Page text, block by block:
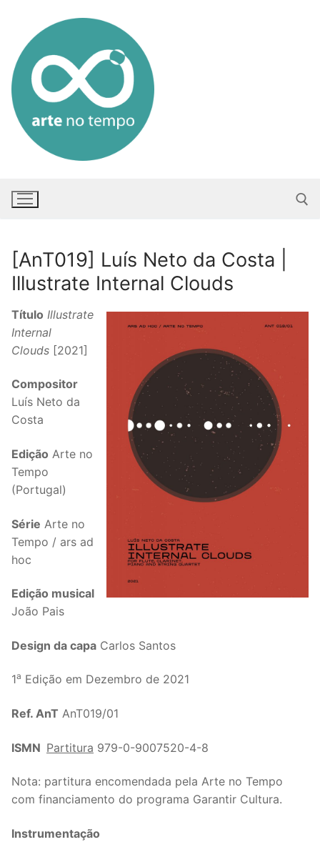
conteúdo
[AnT019] Luís Neto da Costa |
Illustrate Internal Clouds
Título Illustrate
Internal
Clouds [2021]
Compositor
Luís Neto da
Costa
Edição Arte no
Tempo
(Portugal)
Série Arte no
Tempo / ars ad
hoc
Edição musical
João Pais
Design da capa Carlos Santos
1a Edição em Dezembro de 2021
Ref. AnT AnT019/01
ISMN Partitura 979-0-9007520-4-8
Nota: partitura encomendada pela Arte no Tempo
com financiamento do programa Garantir Cultura.
Instrumentação